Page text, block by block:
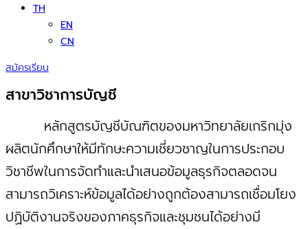
TH
EN
CN
สมัครเรียน
สาขาวิชาการบัญชี
หลักสูตรบัญชีบัณฑิตของมหาวิทยาลัยเกริกมุ่ง
ผลิตนักศึกษาให้มีทักษะความเชี่ยวชาญในการประกอบ
วิชาชีพในการจัดทำและนำเสนอข้อมูลธุรกิจตลอดจน
สามารถวิเคราะห์ข้อมูลได้อย่างถูกต้องสามารถเชื่อมโยง
ปฏิบัติงานจริงของภาคธุรกิจและชุมชนได้อย่างมี